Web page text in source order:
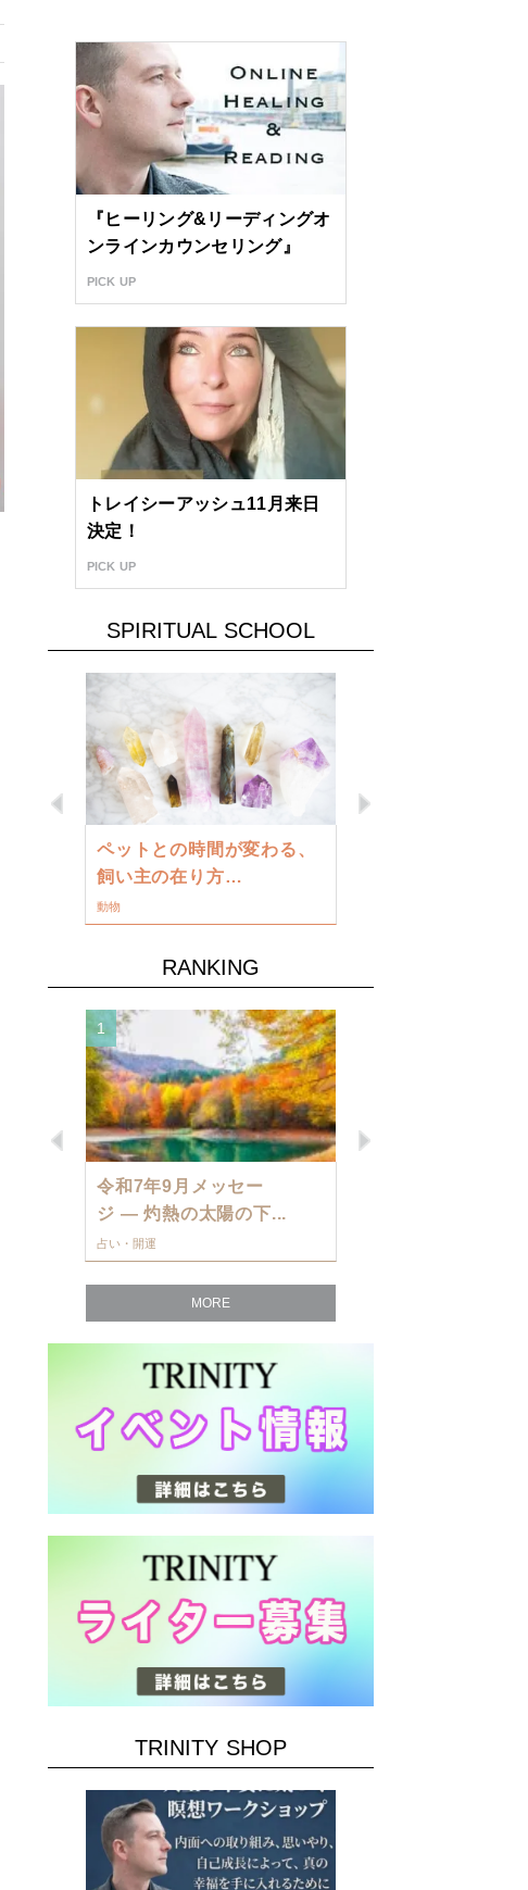
『ヒーリング&リーディングオ
ンラインカウンセリング』
PICK UP
トレイシーアッシュ11月来日
決定！
PICK UP
SPIRITUAL SCHOOL
Previous
ペットとの時間が変わる、
飼い主の在り方…
動物
RANKING
Previous
1
令和7年9月メッセー
ジ — 灼熱の太陽の下...
占い・開運
MORE
TRINITY SHOP